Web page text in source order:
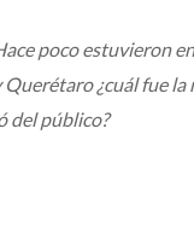
poco estuvieron
¿cuál fue la
del público?